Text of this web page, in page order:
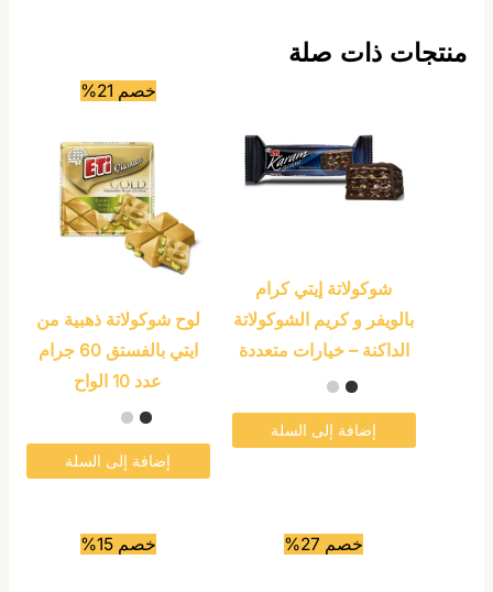
منتجات ذات صلة
شوكولاتة إيتي كرام
بالويفر و كريم الشوكولاتة
الداكنة – خيارات متعددة
إضافة إلى السلة
من
الأشكال
يمكن
اختيار
الخيارات
صفحة
خصم 21%
لوح شوكولاتة ذهبية من
ايتي بالفستق 60 جرام
عدد 10 الواح
إضافة إلى السلة
خصم 27% خصم 15%